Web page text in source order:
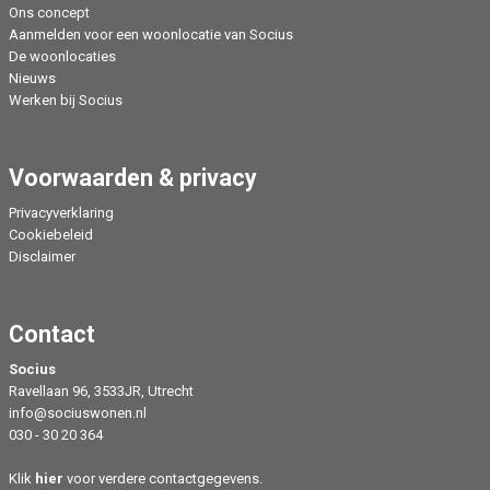
Ons concept
Aanmelden voor een woonlocatie van Socius
De woonlocaties
Nieuws
Werken bij Socius
Voorwaarden & privacy
Privacyverklaring
Cookiebeleid
Disclaimer
Contact
Socius
Ravellaan 96, 3533JR, Utrecht
info@sociuswonen.nl
030 - 30 20 364
Klik hier voor verdere contactgegevens.